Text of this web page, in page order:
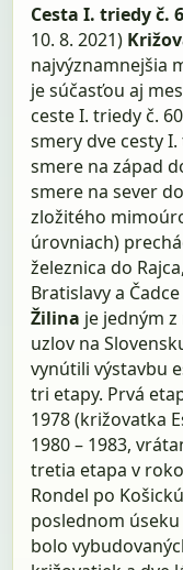
Cesta I. triedy č.
10. 8. 2021)
najvýznamnejšia
je súčasťou aj
ceste I. triedy č.
smery dve cesty
smere na západ
smere na sever
zložitého
úrovniach)
železnica do
Bratislavy a
Žilina je jedným
uzlov na
vynútili výstavbu
tri etapy. Prvá
1978 (križovatka
1980 – 1983,
tretia etapa v
Rondel po
poslednom
bolo